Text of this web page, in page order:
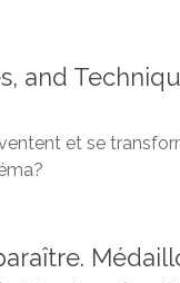
and
et se